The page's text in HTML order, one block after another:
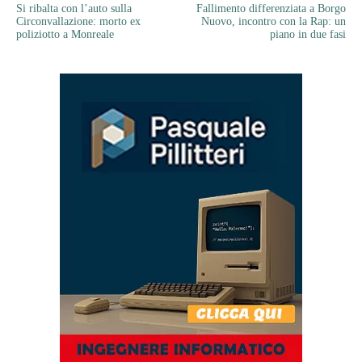
Si ribalta con l’auto sulla
Circonvallazione: morto ex
poliziotto a Monreale
Fallimento differenziata a Borgo
Nuovo, incontro con la Rap: un
piano in due fasi